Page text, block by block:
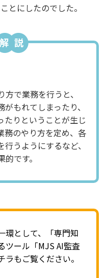
とにしたのでした。
で業務を行うと、
もれてしまったり、
たりということが生じ
務のやり方を定め、各
うようにするなど、
です。
環として、「専門知
ツール「MJS AI監査
もご覧ください。